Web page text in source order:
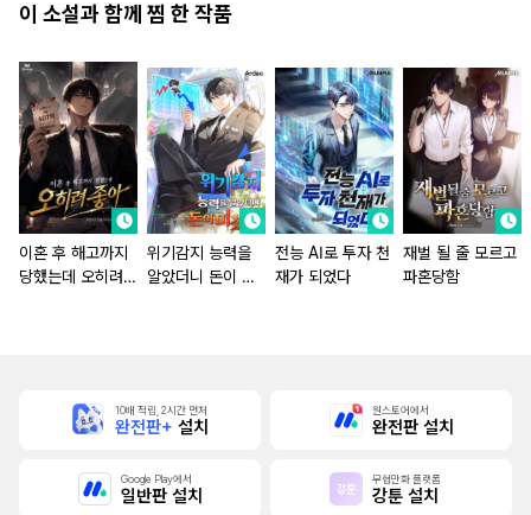
이 소설과 함께 찜 한 작품
이혼 후 해고까지
당했는데 오히려
위기감지 능력을
알았더니 돈이 미
전능 AI로 투자 천
재가 되었다
재벌 될 줄 모르고
파혼당함
10배 적립, 2시간 먼저
완전판+ 설치
원스토어에서
완전판 설치
Google Play에서
일반판 설치
무협만화 플랫폼
강툰 설치